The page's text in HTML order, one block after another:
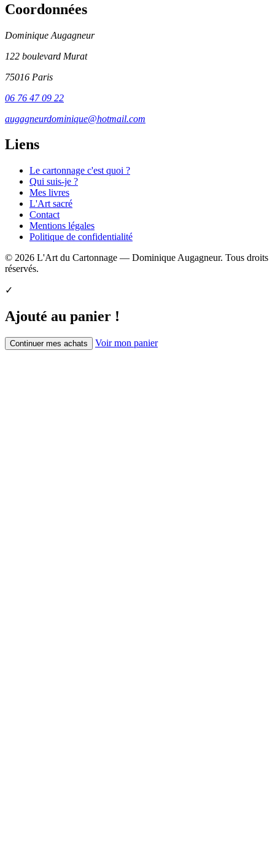
Coordonnées
Dominique Augagneur
122 boulevard Murat
75016 Paris
06 76 47 09 22
augagneurdominique@hotmail.com
Liens
Le cartonnage c'est quoi ?
Qui suis-je ?
Mes livres
L'Art sacré
Contact
Mentions légales
Politique de confidentialité
© 2026 L'Art du Cartonnage — Dominique Augagneur. Tous droits
réservés.
✓
Ajouté au panier !
Continuer mes achats Voir mon panier